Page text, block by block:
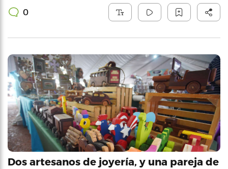
0
Dos artesanos de joyería, y una pareja de